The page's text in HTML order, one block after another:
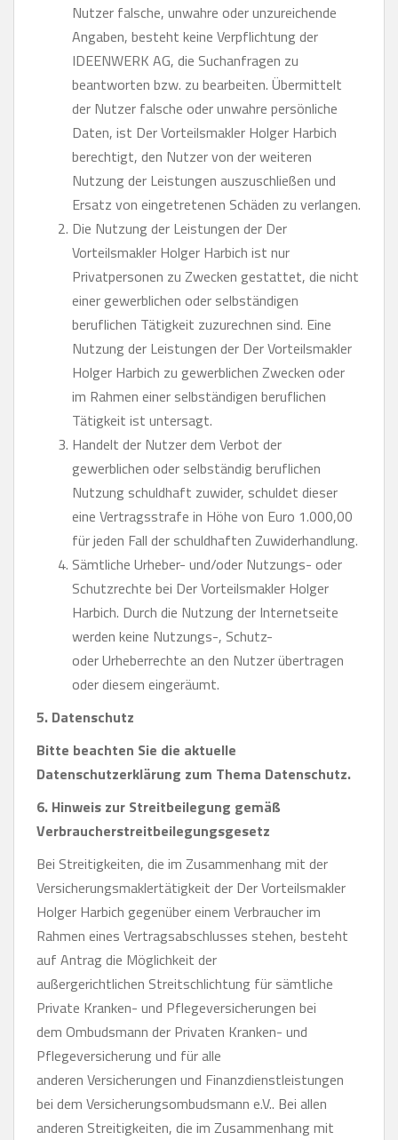
Nutzer falsche, unwahre oder unzureichende
Angaben, besteht keine Verpflichtung der
IDEENWERK AG, die Suchanfragen zu
beantworten bzw. zu bearbeiten. Übermittelt
der Nutzer falsche oder unwahre persönliche
Daten, ist Der Vorteilsmakler Holger Harbich
berechtigt, den Nutzer von der weiteren
Nutzung der Leistungen auszuschließen und
Ersatz von eingetretenen Schäden zu verlangen.
Die Nutzung der Leistungen der Der
Vorteilsmakler Holger Harbich ist nur
Privatpersonen zu Zwecken gestattet, die nicht
einer gewerblichen oder selbständigen
beruflichen Tätigkeit zuzurechnen sind. Eine
Nutzung der Leistungen der Der Vorteilsmakler
Holger Harbich zu gewerblichen Zwecken oder
im Rahmen einer selbständigen beruflichen
Tätigkeit ist untersagt.
Handelt der Nutzer dem Verbot der
gewerblichen oder selbständig beruflichen
Nutzung schuldhaft zuwider, schuldet dieser
eine Vertragsstrafe in Höhe von Euro 1.000,00
für jeden Fall der schuldhaften Zuwiderhandlung.
Sämtliche Urheber- und/oder Nutzungs- oder
Schutzrechte bei Der Vorteilsmakler Holger
Harbich. Durch die Nutzung der Internetseite
werden keine Nutzungs-, Schutz-
oder Urheberrechte an den Nutzer übertragen
oder diesem eingeräumt.
5. Datenschutz
Bitte beachten Sie die aktuelle
Datenschutzerklärung zum Thema Datenschutz.
6. Hinweis zur Streitbeilegung gemäß
Verbraucherstreitbeilegungsgesetz
Bei Streitigkeiten, die im Zusammenhang mit der
Versicherungsmaklertätigkeit der Der Vorteilsmakler
Holger Harbich gegenüber einem Verbraucher im
Rahmen eines Vertragsabschlusses stehen, besteht
auf Antrag die Möglichkeit der
außergerichtlichen Streitschlichtung für sämtliche
Private Kranken- und Pflegeversicherungen bei
dem Ombudsmann der Privaten Kranken- und
Pflegeversicherung und für alle
anderen Versicherungen und Finanzdienstleistungen
bei dem Versicherungsombudsmann e.V.. Bei allen
anderen Streitigkeiten, die im Zusammenhang mit